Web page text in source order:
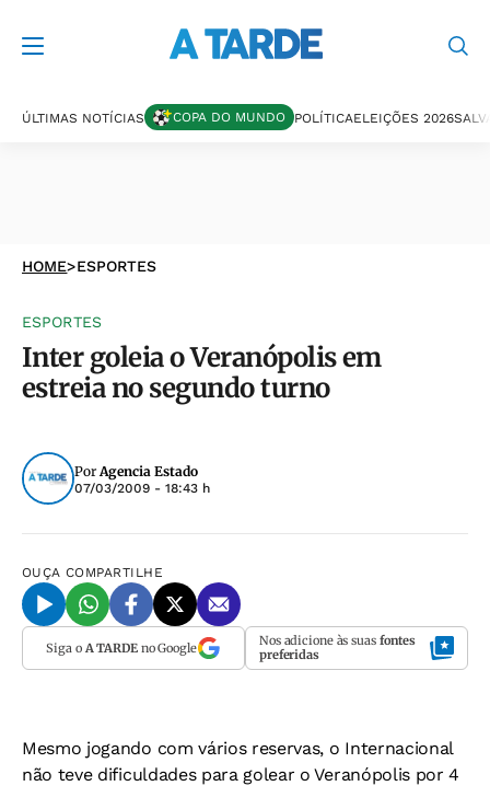
ÚLTIMAS NOTÍCIAS COPA DO MUNDO POLÍTICAELEIÇÕES 2026
HOME>ESPORTES
ESPORTES
Inter goleia o Veranópolis em
estreia no segundo turno
PorAgencia Estado
07/03/2009 - 18:43 h
OUÇA COMPARTILHE
Siga o A TARDEno Google Nos adicione às suas fontes
preferidas
Mesmo jogando com vários reservas, o Internacional
não teve dificuldades para golear o Veranópolis por 4